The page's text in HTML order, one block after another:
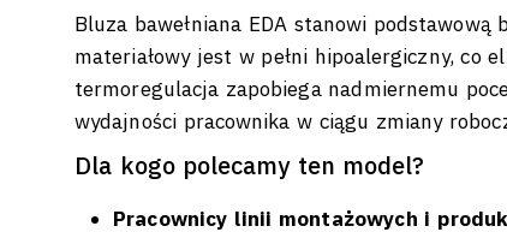
Bluza bawełniana EDA stanowi
materiałowy jest w pełni hipoalergiczny, co
termoregulacja zapobiega nadmiernemu
wydajności pracownika w ciągu zmiany
Dla kogo polecamy ten model?
Pracownicy linii montażowych i